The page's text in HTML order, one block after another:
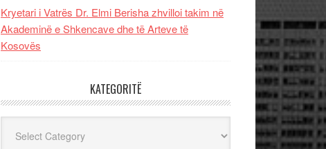
Kryetari i Vatrës Dr. Elmi Berisha zhvilloi takim në
Akademinë e Shkencave dhe të Arteve të
Kosovës
KATEGORITË